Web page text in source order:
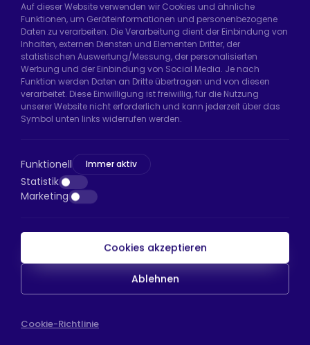
Hadımköy Fabrik:Atatürk Sanayi Bölgesi,
Uzunçayır Caddesi, No:11 Hadımköy, 34555
Arnavutköy/İstanbul
Telefon: +90 212 640 66 46
E-Mail: export@htsteker.com
D:a, 34045 Bayrampaşa/İstanbul
Telefon:+90 530 044 64 87
E-Mail:info@htsteker.com
HTS-Zahlung
Auf dieser Website verwenden wir Cookies und ähnliche
Funktionen, um Geräteinformationen und personenbezogene
Daten zu verarbeiten. Die Verarbeitung dient der Einbindung von
Inhalten, externen Diensten und Elementen Dritter, der
statistischen Auswertung/Messung, der personalisierten
Werbung und der Einbindung von Social Media. Je nach
Funktion werden Daten an Dritte übertragen und von diesen
verarbeitet. Diese Einwilligung ist freiwillig, für die Nutzung
unserer Website nicht erforderlich und kann jederzeit über das
Symbol unten links widerrufen werden.
Funktionell Immer aktiv
Statistik
Marketing
Cookies akzeptieren
Ablehnen
Cookie-Richtlinie